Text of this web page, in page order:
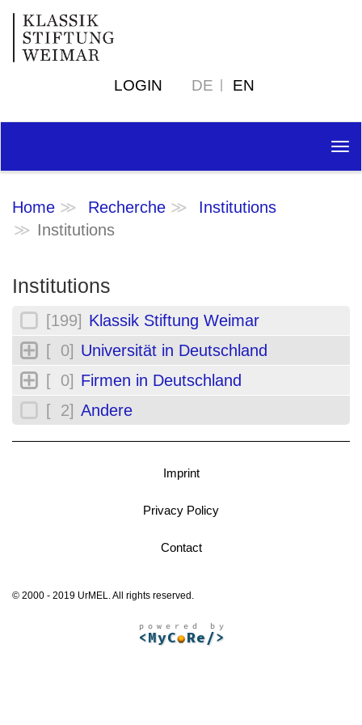
LOGIN DE EN
Home Recherche
Institutions
Institutions
Institutions
[199] Klassik Stiftung Weimar
[ 0] Universität in Deutschland
[ 0] Firmen in Deutschland
[ 2] Andere
Imprint
Privacy Policy
Contact
© 2000 - 2019 UrMEL. All rights reserved.